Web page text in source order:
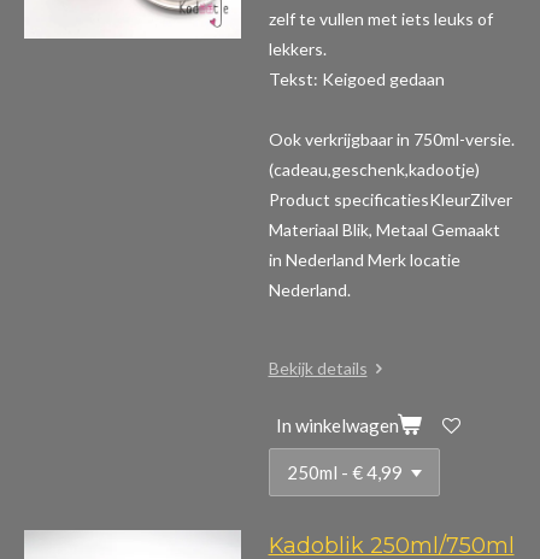
zelf te vullen met iets leuks of
lekkers.
Tekst: Keigoed gedaan
Ook verkrijgbaar in 750ml-versie.
(cadeau,geschenk,kadootje)
Product specificatiesKleurZilver
Materiaal Blik, Metaal Gemaakt
in Nederland Merk locatie
Nederland.
Bekijk details
In winkelwagen
Kadoblik 250ml/750ml